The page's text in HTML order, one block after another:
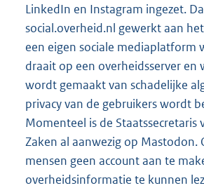
LinkedIn en Instagram ingezet.
social.overheid.nl gewerkt aan
een eigen sociale mediaplatform
draait op een overheidsserver en
wordt gemaakt van schadelijke
privacy van de gebruikers wordt
Momenteel is de Staatssecretaris
Zaken al aanwezig op Mastodon.
mensen geen account aan te
overheidsinformatie te kunnen